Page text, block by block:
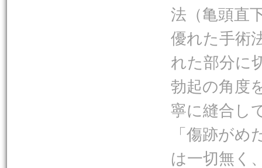
法（亀頭直
優れた手術
れた部分に
勃起の角度
寧に縫合し
「傷跡が
は一切無く